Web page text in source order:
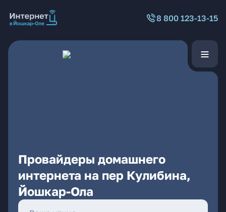
8 800 123-13-15
Провайдеры домашнего
интернета на пер Кулибина,
Йошкар-Ола